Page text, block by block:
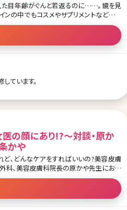
た目年齢がぐんと若返るのに……。鏡を見
の中でもコスメやサプリメントなどで解
アプローチできるようになっています。こ
た
なって起こるため、一人ひとりの状態に
しています。
の顔にあり!?〜対談・原か
かや
、どんなケアをすればいいの?美容皮膚
科、美容皮膚科院長の原かや先生にお話
きる美容外科の選び方など、内容盛りだく
の前編や他の記事はこちら [ctb column]
のが理想 北条かや（以下H）：タカナシ